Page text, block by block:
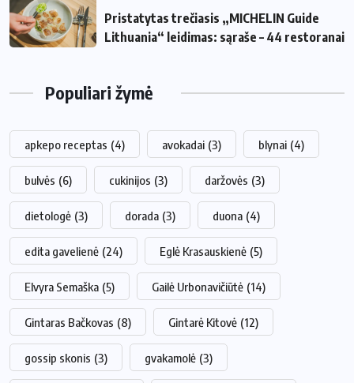
Pristatytas trečiasis „MICHELIN Guide
Lithuania“ leidimas: sąraše – 44 restoranai
Populiari žymė
apkepo receptas (4) avokadai (3) blynai (4)
bulvės (6) cukinijos (3) daržovės (3)
dietologė (3) dorada (3) duona (4)
edita gavelienė (24) Eglė Krasauskienė (5)
Elvyra Semaška (5) Gailė Urbonavičiūtė (14)
Gintaras Bačkovas (8) Gintarė Kitovė (12)
gossip skonis (3) gvakamolė (3)